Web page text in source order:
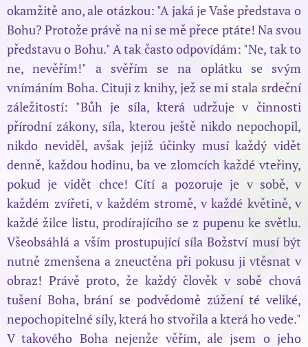
okamžitě ano, ale otázkou: "A jaká je Vaše představa o
Bohu? Protože právě na ni se mě přece ptáte! Na svou
představu o Bohu." A tak často odpovídám: "Ne, tak to
ne, nevěřím!" a svěřím se na oplátku se svým
vnímáním Boha. Cituji z knihy, jež se mi stala srdeční
záležitostí: "Bůh je síla, která udržuje v činnosti
přírodní zákony, síla, kterou ještě nikdo nepochopil,
nikdo neviděl, avšak jejíž účinky musí každý vidět
denně, každou hodinu, ba ve zlomcích každé vteřiny,
pokud je vidět chce! Cítí a pozoruje je v sobě, v
každém zvířeti, v každém stromě, v každé květině, v
každé žilce listu, prodírajícího se z pupenu ke světlu.
Všeobsáhlá a vším prostupující síla Božství musí být
nutně zmenšena a zneuctěna při pokusu ji vtěsnat v
obraz! Právě proto, že každý člověk v sobě chová
tušení Boha, brání se podvědomě zúžení té veliké,
nepochopitelné síly, která ho stvořila a která ho vede."
V takového Boha nejenže věřím, ale jsem o jeho